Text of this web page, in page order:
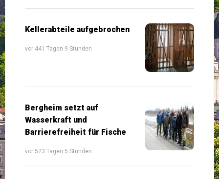
Kellerabteile aufgebrochen
vor 441 Tagen 9 Stunden
Bergheim setzt auf
Wasserkraft und
Barrierefreiheit für Fische
vor 523 Tagen 5 Stunden